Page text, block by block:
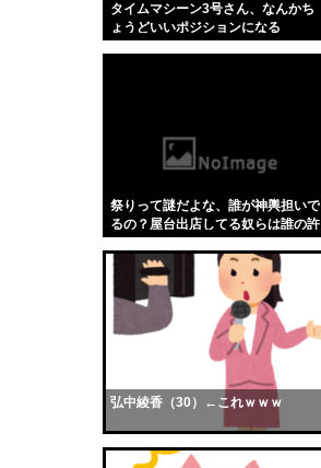
タイムマシーン3号さん、なんかち
ょうどいいポジションになる
祭りって謎だよな、誰が神輿担いで
るの？屋台出店してる奴らは誰の許
弘中綾香（30）←これｗｗｗ